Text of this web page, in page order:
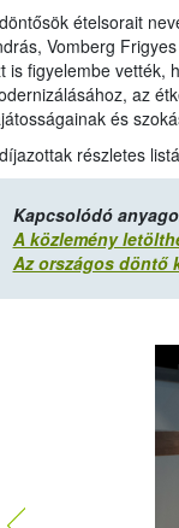
ételsorait
Vomberg
is figyelembe vették,
az
és
részletes
Kapcsolódó
A közlemény
Az országos döntő